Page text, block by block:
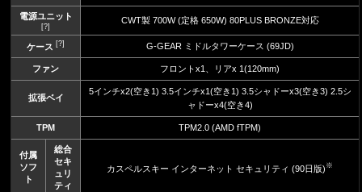
電源ユニット
[?]
CWT製 700W (定格 650W) 80PLUS BRONZE対応
ケース [?] G-GEAR ミドルタワーケース (69JD)
ファン フロントx1、リアx 1(120mm)
拡張ベイ
5インチx2(空き1) 3.5インチx1(空き1) 3.5シャドーx3(空き3) 2.5シ
ャドーx4(空き4)
TPM TPM2.0 (AMD fTPM)
付属
ソフ
ト
総合
セキ
ュリ
ティ
カスペルスキー インターネット セキュリティ (90日版) ※